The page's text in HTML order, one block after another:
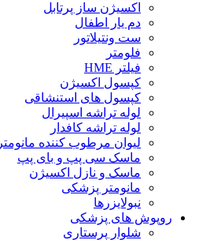
اکسیژن ساز پرتابل
دم یار اطفال
ست ونتیلاتور
فلومتر
فیلتر HME
کپسول اکسیژن
کپسول های استنشاقی
لوله تراشه اسپیرال
لوله تراشه کافدار
لیوان مرطوب کننده مانومتر
ماسک سی پپ و بای پپ
ماسک و نازل اکسیژن
مانومتر پزشکی
نبولایزرها
روپوش های پزشکی
شلوار پرستاری